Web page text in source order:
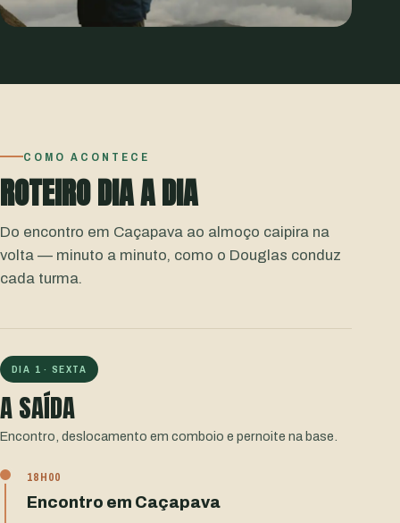
COMO ACONTECE
ROTEIRO DIA A DIA
Do encontro em Caçapava ao almoço caipira na
volta — minuto a minuto, como o Douglas conduz
cada turma.
DIA 1 · SEXTA
A SAÍDA
Encontro, deslocamento em comboio e pernoite na base.
18H00
Encontro em Caçapava